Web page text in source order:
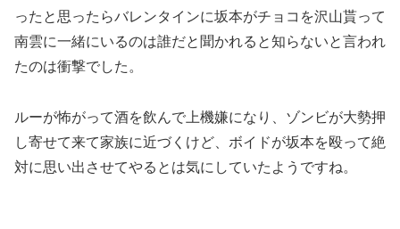
ったと思ったらバレンタインに坂本がチョコを沢山貰って
南雲に一緒にいるのは誰だと聞かれると知らないと言われ
たのは衝撃でした。
ルーが怖がって酒を飲んで上機嫌になり、ゾンビが大勢押
し寄せて来て家族に近づくけど、ボイドが坂本を殴って絶
対に思い出させてやるとは気にしていたようですね。